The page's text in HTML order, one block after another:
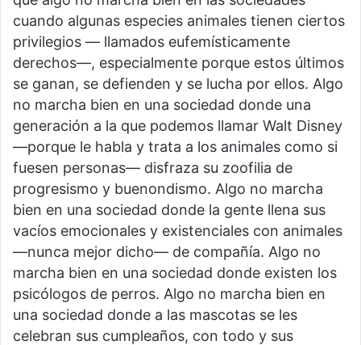
cuando algunas especies animales tienen ciertos
privilegios — llamados eufemísticamente
derechos—, especialmente porque estos últimos
se ganan, se defienden y se lucha por ellos. Algo
no marcha bien en una sociedad donde una
generación a la que podemos llamar Walt Disney
—porque le habla y trata a los animales como si
fuesen personas— disfraza su zoofilia de
progresismo y buenondismo. Algo no marcha
bien en una sociedad donde la gente llena sus
vacíos emocionales y existenciales con animales
—nunca mejor dicho— de compañía. Algo no
marcha bien en una sociedad donde existen los
psicólogos de perros. Algo no marcha bien en
una sociedad donde a las mascotas se les
celebran sus cumpleaños, con todo y sus